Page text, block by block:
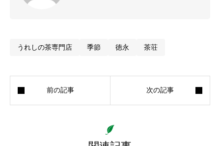
うれしの茶専門店 季節 徳永 茶荘